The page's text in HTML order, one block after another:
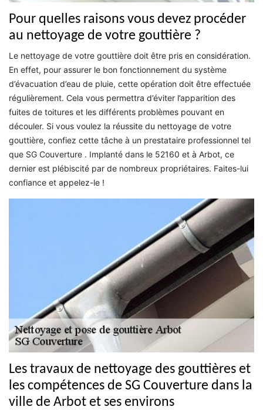
Pour quelles raisons vous devez procéder
au nettoyage de votre gouttière ?
Le nettoyage de votre gouttière doit être pris en considération.
En effet, pour assurer le bon fonctionnement du système
d’évacuation d’eau de pluie, cette opération doit être effectuée
régulièrement. Cela vous permettra d’éviter l’apparition des
fuites de toitures et les différents problèmes pouvant en
découler. Si vous voulez la réussite du nettoyage de votre
gouttière, confiez cette tâche à un prestataire professionnel tel
que SG Couverture . Implanté dans le 52160 et à Arbot, ce
dernier est plébiscité par de nombreux propriétaires. Faites-lui
confiance et appelez-le !
Les travaux de nettoyage des gouttières et
les compétences de SG Couverture dans la
ville de Arbot et ses environs